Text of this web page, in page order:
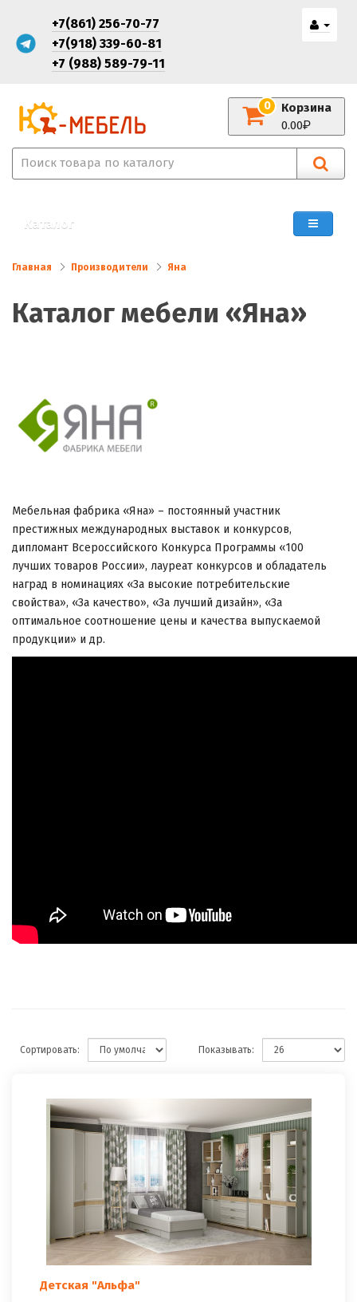
+7(861) 256-70-77
+7(918) 339-60-81
+7 (988) 589-79-11
Корзина
0
0.00
Каталог
Главная Производители Яна
Каталог мебели «Яна»
Мебельная фабрика «Яна» – постоянный участник
престижных международных выставок и конкурсов,
дипломант Всероссийского Конкурса Программы «100
лучших товаров России», лауреат конкурсов и обладатель
наград в номинациях «За высокие потребительские
свойства», «За качество», «За лучший дизайн», «За
оптимальное соотношение цены и качества выпускаемой
продукции» и др.
Сортировать: Показывать:
Детская "Альфа"